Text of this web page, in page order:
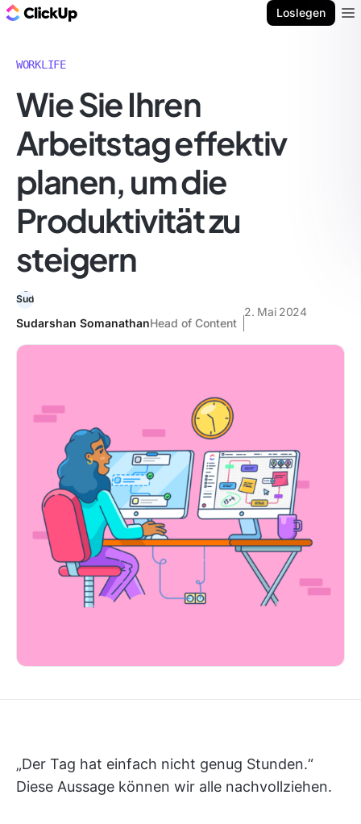
Loslegen
WORKLIFE
Wie Sie Ihren
Arbeitstag effektiv
planen, um die
Produktivität zu
steigern
Sudarshan SomanathanHead of Content
2. Mai 2024
„Der Tag hat einfach nicht genug Stunden.“
Diese Aussage können wir alle nachvollziehen.